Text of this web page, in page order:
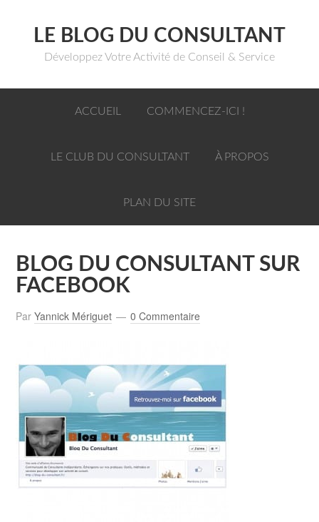
LE BLOG DU CONSULTANT
Développez Votre Activité de Conseil & Service
ACCUEIL COMMENCEZ-ICI !
LE CLUB DU CONSULTANT À PROPOS
PLAN DU SITE
BLOG DU CONSULTANT SUR
FACEBOOK
ParYannick Mériguet 0 Commentaire